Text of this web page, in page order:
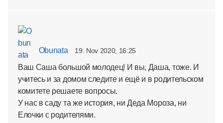
Obunata 19. Nov 2020, 16:25
Ваш Саша большой молодец! И вы, Даша, тоже. И
учитесь и за домом следите и ещё и в родительском
комитете решаете вопросы.
У нас в саду та же история, ни Деда Мороза, ни
Елочки с родителями.